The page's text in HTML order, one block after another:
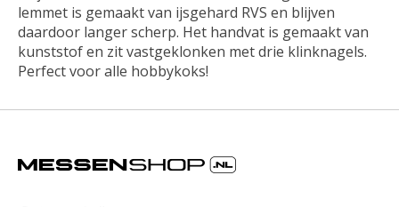
lemmet is gemaakt van ijsgehard RVS en blijven
daardoor langer scherp. Het handvat is gemaakt van
kunststof en zit vastgeklonken met drie klinknagels.
Perfect voor alle hobbykoks!